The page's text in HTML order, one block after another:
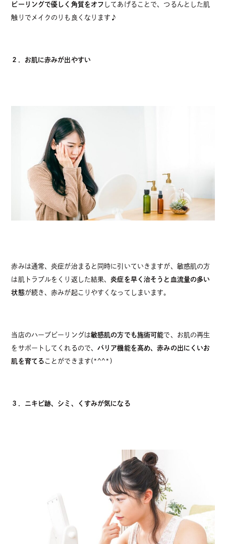
ピーリングで優しく角質をオフ してあげることで、つるんとした肌
触りでメイクのりも良くなります♪
２．お肌に赤みが出やすい
赤みは通常、炎症が治まると同時に引いていきますが、敏感肌の方
は肌トラブルをくり返した結果、炎症を早く治そうと血流量の多い
状態が続き、赤みが起こりやすくなってしまいます。
当店のハーブピーリングは敏感肌の方でも施術可能で、お肌の再生
をサポートしてくれるので、バリア機能を高め、赤みの出にくいお
肌を育てる ことができます(*^^*)
３．ニキビ跡、シミ、くすみが気になる